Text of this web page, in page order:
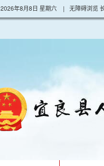
2026年8月8日 星期六 | 无障碍浏览